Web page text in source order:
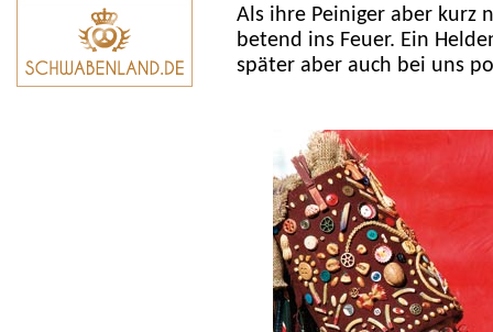
Als ihre Peiniger aber kurz
betend ins Feuer. Ein
später aber auch bei uns